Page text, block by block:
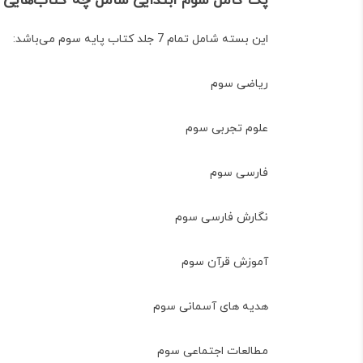
این بسته شامل تمام 7 جلد کتاب‌ پایه سوم می‌باشد:
ریاضی سوم
علوم تجربی سوم
فارسی سوم
نگارش فارسی سوم
آموزش قرآن سوم
هدیه های آسمانی سوم
مطالعات اجتماعی سوم